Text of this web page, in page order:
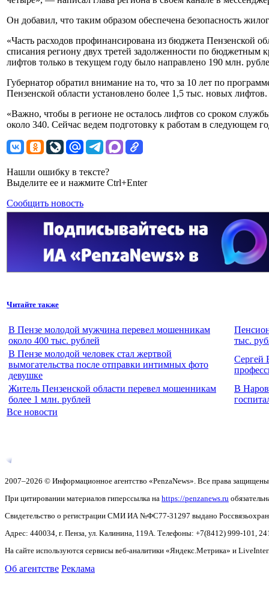
Он добавил, что таким образом обеспечена безопасность
«Часть расходов профинансирована из бюджета Пензенской
списания региону двух третей задолженности по бюджетным
лифтов только в текущем году было направлено 190 млн.
Губернатор обратил внимание на то, что за 10 лет по
Пензенской области установлено более 1,5 тыс. новых лифтов.
«Важно, чтобы в регионе не осталось лифтов со сроком
около 340. Сейчас ведем подготовку к работам в следующем
Нашли ошибку в тексте?
Выделите ее и нажмите Ctrl+Enter
Сообщить новость
Читайте также
В Пензе молодой мужчина перевел мошенникам
около 400 тыс. рублей
тыс.
В Пензе молодой человек стал жертвой
вымогательства после отправки интимных фото
девушке
Сергей
Житель Пензенской области перевел мошенникам
более 1 млн. рублей
В
Все новости
2007–2026 © Информационное агентство «PenzaNews». Все права
При цитировании материалов гиперссылка на https://penzanews.ru
Свидетельство о регистрации СМИ ИА №ФС77-31297 выдано
Адрес: 440034, г. Пенза, ул. Калинина, 119А. Телефоны: +7(8412) 999-101,
На сайте используются сервисы веб-аналитики «Яндекс.Метрика» и
Об агентстве Реклама